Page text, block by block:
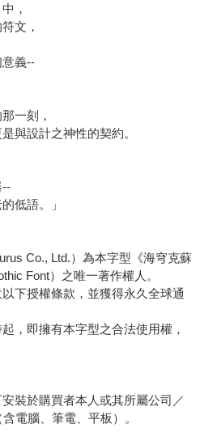
，
文，
義--
一刻，
與設計之神性的契約。
--
低語。」
Co., Ltd.）為本字型《海穹克蘇
Font）之唯一著作權人。
下授權條款，並獲得永久全球通
，即擁有本字型之合法使用權，
裝於購買者本人或其所屬公司／
電腦、筆電、平板）。